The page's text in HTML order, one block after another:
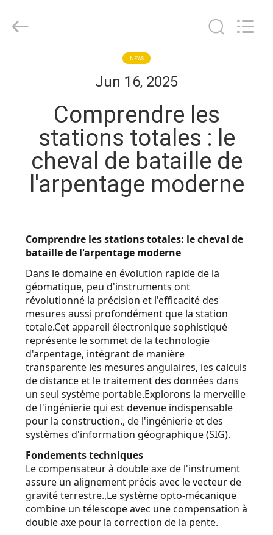
PRODUITS
SUJET
VISITE
D'USINE
CONTRÔLE
QUALITÉ
CONTACTEZ-
NOUS
NOUVELLES
CAS
PLAN
GEO-
ALLEN
NEWS
Jun 16, 2025
Comprendre les
stations totales : le
cheval de bataille de
l'arpentage moderne
Comprendre les stations totales: le cheval de
bataille de l'arpentage moderne
Dans le domaine en évolution rapide de la
géomatique, peu d'instruments ont
révolutionné la précision et l'efficacité des
mesures aussi profondément que la station
totale.Cet appareil électronique sophistiqué
représente le sommet de la technologie
d'arpentage, intégrant de manière
transparente les mesures angulaires, les calculs
de distance et le traitement des données dans
un seul système portable.Explorons la merveille
de l'ingénierie qui est devenue indispensable
pour la construction., de l'ingénierie et des
systèmes d'information géographique (SIG).
Fondements techniques
Le compensateur à double axe de l'instrument
assure un alignement précis avec le vecteur de
gravité terrestre.,Le système opto-mécanique
combine un télescope avec une compensation à
double axe pour la correction de la pente.